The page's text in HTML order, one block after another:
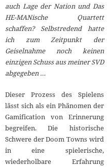
auch Lage der Nation und Das
HE-MANische Quartett
schaffen? Selbstredend hatte
ich zum Zeitpunkt der
Geiselnahme noch keinen
einzigen Schuss aus meiner SVD
abgegeben …
Dieser Prozess des Spielens
lässt sich als ein Phänomen der
Gamification von Erinnerung
begreifen. Die historische
Schwere der Doom Towns wird
in eine spielerische,
wiederholbare Erfahrung